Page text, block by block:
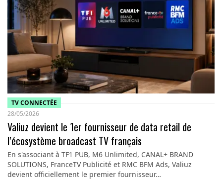
TV CONNECTÉE
28/05/2026
Valiuz devient le 1er fournisseur de data retail de
l’écosystème broadcast TV français
En s'associant à TF1 PUB, M6 Unlimited, CANAL+ BRAND
SOLUTIONS, FranceTV Publicité et RMC BFM Ads, Valiuz
devient officiellement le premier fournisseur…